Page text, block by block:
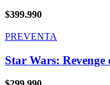
$399.990
PREVENTA
Star Wars: